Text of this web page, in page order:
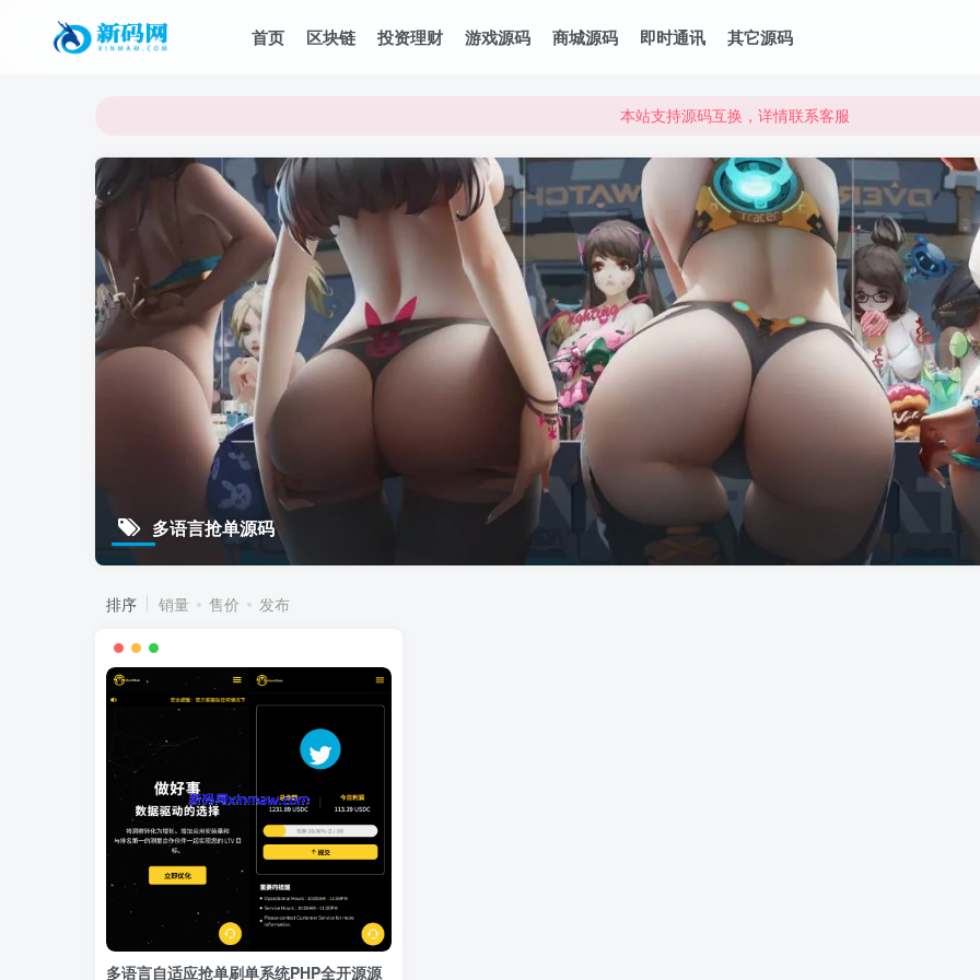
首页 区块链 投资理财 游戏源码 商城源码 即时通讯 其它源码
本站支持源码互换，详情联系客服
本站支持源码互换，详情联系客服
多语言抢单源码
排序 销量 售价 发布
多语言自适应抢单刷单系统PHP全开源源